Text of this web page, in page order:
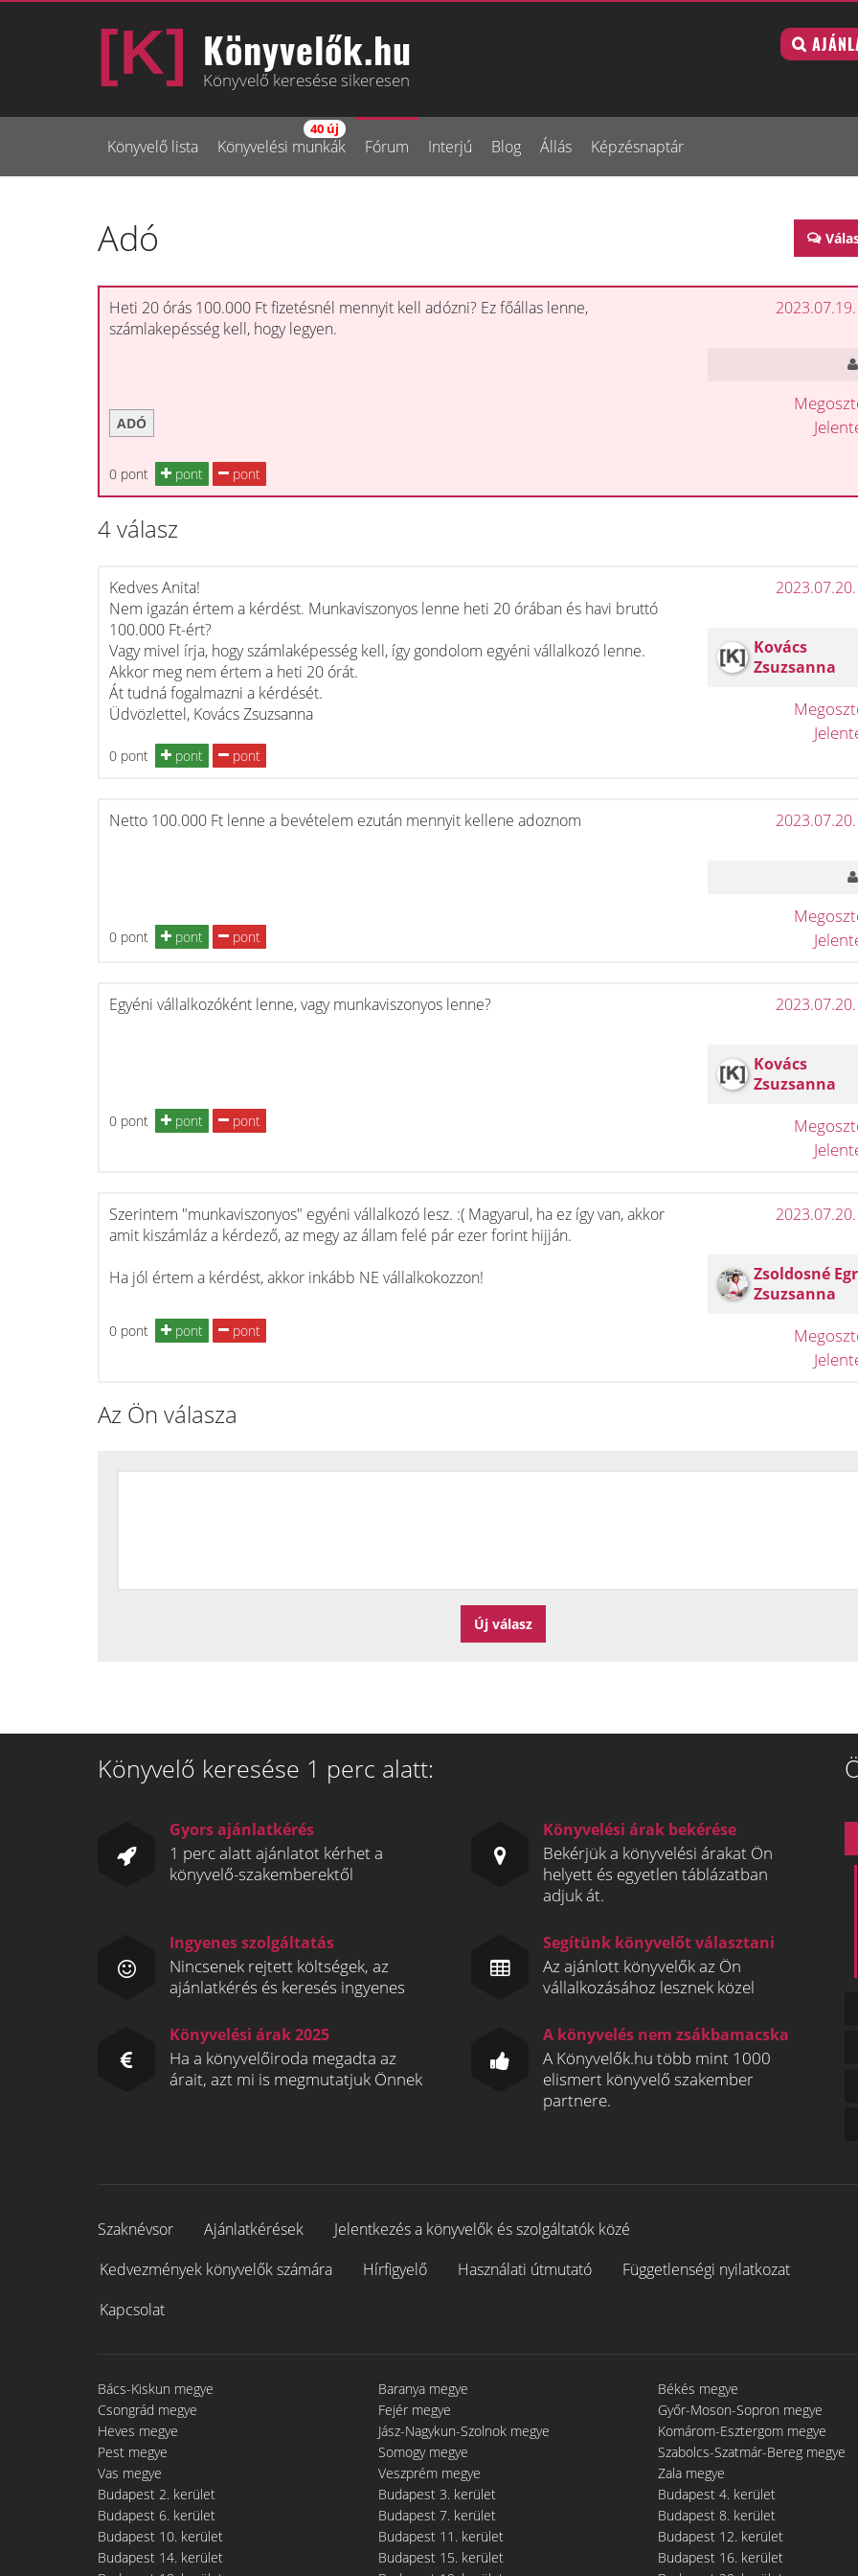
Könyvelők.hu
Könyvelő keresése sikeresen
Könyvelő lista Könyvelési munkák
40 új
Fórum Interjú Blog Állás Képzésnaptár
Adó
Heti 20 órás 100.000 Ft fizetésnél mennyit kell adózni? Ez főállas lenne,
számlakepésség kell, hogy legyen.
ADÓ
0 pont pont pont
4 válasz
Kedves Anita!
Nem igazán értem a kérdést. Munkaviszonyos lenne heti 20 órában és havi bruttó
100.000 Ft-ért?
Vagy mivel írja, hogy számlaképesség kell, így gondolom egyéni vállalkozó lenne.
Akkor meg nem értem a heti 20 órát.
Át tudná fogalmazni a kérdését.
Üdvözlettel, Kovács Zsuzsanna
0 pont pont pont
Kovács
Zsuzsanna
Netto 100.000 Ft lenne a bevételem ezután mennyit kellene adoznom
0 pont pont pont
Egyéni vállalkozóként lenne, vagy munkaviszonyos lenne?
0 pont pont pont
Kovács
Zsuzsanna
Szerintem "munkaviszonyos" egyéni vállalkozó lesz. :( Magyarul, ha ez így van, akkor
amit kiszámláz a kérdező, az megy az állam felé pár ezer forint hijján.
Ha jól értem a kérdést, akkor inkább NE vállalkokozzon!
0 pont pont pont
Zsoldosné
Zsuzsanna
Az Ön válasza
Könyvelő keresése 1 perc alatt:
Gyors ajánlatkérés
1 perc alatt ajánlatot kérhet a
könyvelő-szakemberektől
Könyvelési árak bekérése
Bekérjük a könyvelési árakat Ön
helyett és egyetlen táblázatban
adjuk át.
Ingyenes szolgáltatás
Nincsenek rejtett költségek, az
ajánlatkérés és keresés ingyenes
Segítünk könyvelőt választani
Az ajánlott könyvelők az Ön
vállalkozásához lesznek közel
Könyvelési árak 2025
Ha a könyvelőiroda megadta az
árait, azt mi is megmutatjuk Önnek
A könyvelés nem zsákbamacska
A Könyvelők.hu több mint 1000
elismert könyvelő szakember
partnere.
Szaknévsor Ajánlatkérések
Jelentkezés a könyvelők és szolgáltatók közé
Kedvezmények könyvelők számára
Hírfigyelő Használati útmutató
Függetlenségi nyilatkozat
Kapcsolat
Bács-Kiskun megye Baranya megye Békés megye
Csongrád megye
Fejér megye Győr-Moson-Sopron megye
Heves megye
Jász-Nagykun-Szolnok megye Komárom-Esztergom megye
Pest megye
Somogy megye Szabolcs-Szatmár-Bereg megye
Vas megye
Veszprém megye Zala megye
Budapest 2. kerület
Budapest 3. kerület Budapest 4. kerület
Budapest 6. kerület
Budapest 7. kerület Budapest 8. kerület
Budapest 10. kerület
Budapest 11. kerület Budapest 12. kerület
Budapest 14. kerület
Budapest 15. kerület Budapest 16. kerület